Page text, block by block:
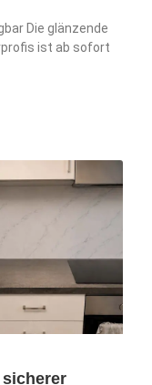
Die glänzende
ist ab sofort